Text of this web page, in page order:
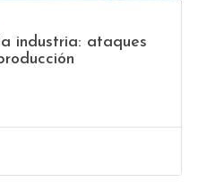
industria: ataques